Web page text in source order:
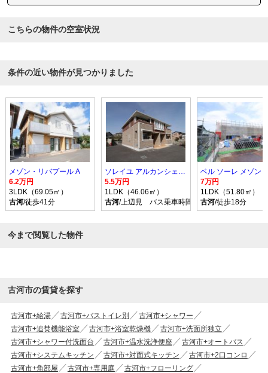
こちらの物件の空室状況
条件の近い物件が見つかりました
メゾン・リバプール A
6.2万円
3LDK（69.05㎡）
古河/徒歩41分
ソレイユ アルカンシェル Ｂ
5.5万円
1LDK（46.06㎡）
古河/上辺見 バス乗車時間10分 停歩9分
ベル ソーレ メゾン
7万円
1LDK（51.80㎡）
古河/徒歩18分
今まで閲覧した物件
古河市の賃貸を探す
古河市+給湯 古河市+バストイレ別
古河市+シャワー
古河市+追焚機能浴室
古河市+浴室乾燥機
古河市+洗面所独立
古河市+シャワー付洗面台
古河市+温水洗浄便座
古河市+オートバス
古河市+システムキッチン
古河市+対面式キッチン
古河市+2口コンロ
古河市+角部屋
古河市+専用庭
古河市+フローリング